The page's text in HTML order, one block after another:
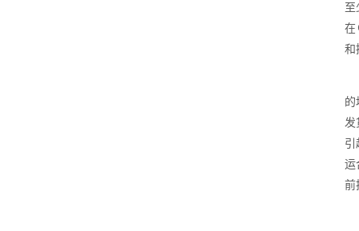
至
在
和
的
发
引
运
前